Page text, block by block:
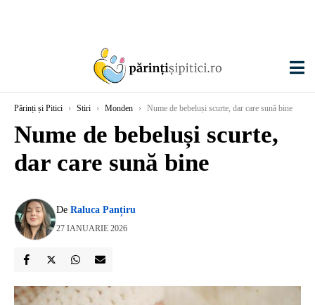
Părinți și Pitici › Stiri › Monden › Nume de bebeluși scurte, dar care sună bine
Nume de bebeluși scurte,
dar care sună bine
De Raluca Panțiru
27 IANUARIE 2026